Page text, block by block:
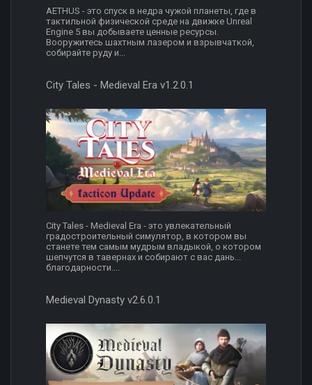
AETHUS - это спуск в недра чужой планеты, где в
тактильной физической среде на движке Unreal
Engine 5 вы добываете ценные ресурсы.
Вооружитесь шахтным лазером и взрывчаткой,
собирайте руду и...
City Tales - Medieval Era v1.2.0.1
City Tales - Medieval Era - это увлекательный
градостроительный симулятор, в котором вы
станете тем самым мудрым владыкой, о котором
шепчутся в тавернах и собирают с вас дань...
благодарности....
Medieval Dynasty v2.6.0.1